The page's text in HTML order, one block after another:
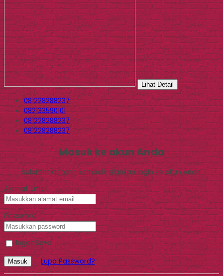
Lihat Detail
081228288237
082133590101
081228288237
081228288237
Masuk ke akun Anda
Selamat datang kembali, silahkan login ke akun Anda.
Alamat Email
Password
Ingat Saya
Masuk Lupa Password?